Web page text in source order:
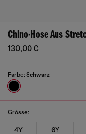
Chino-Hose Aus
130,00 €
Farbe: Schwarz
Grösse:
4Y 6Y